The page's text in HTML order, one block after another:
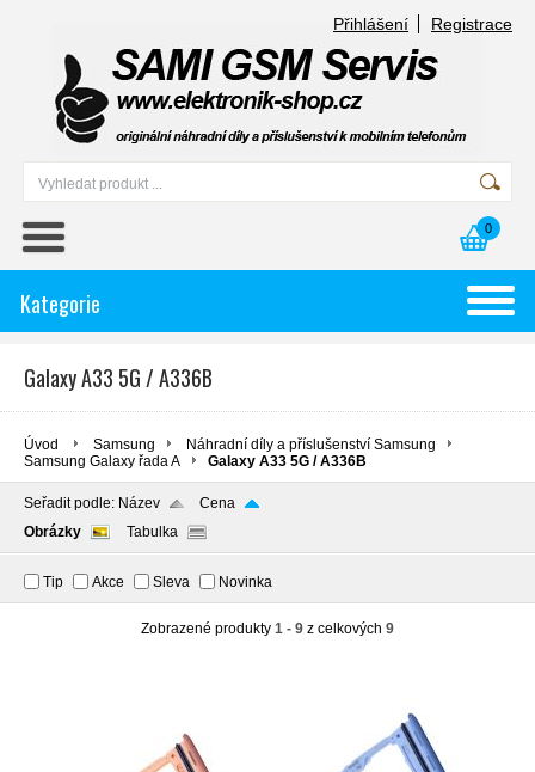
Přihlášení Registrace
0
Kategorie
Galaxy A33 5G / A336B
Úvod Samsung
Náhradní díly a příslušenství Samsung
Samsung Galaxy řada A
Galaxy A33 5G / A336B
Seřadit podle: Název
Cena
Obrázky
Tabulka
Tip Akce Sleva Novinka
Zobrazené produkty 1 - 9 z celkových 9